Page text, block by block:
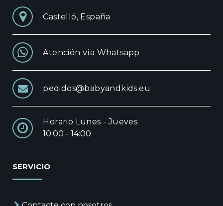
Castelló, España
Atención vía Whatsapp
pedidos@babyandkids.eu
Horario Lunes - Jueves
10:00 - 14:00
SERVICIO